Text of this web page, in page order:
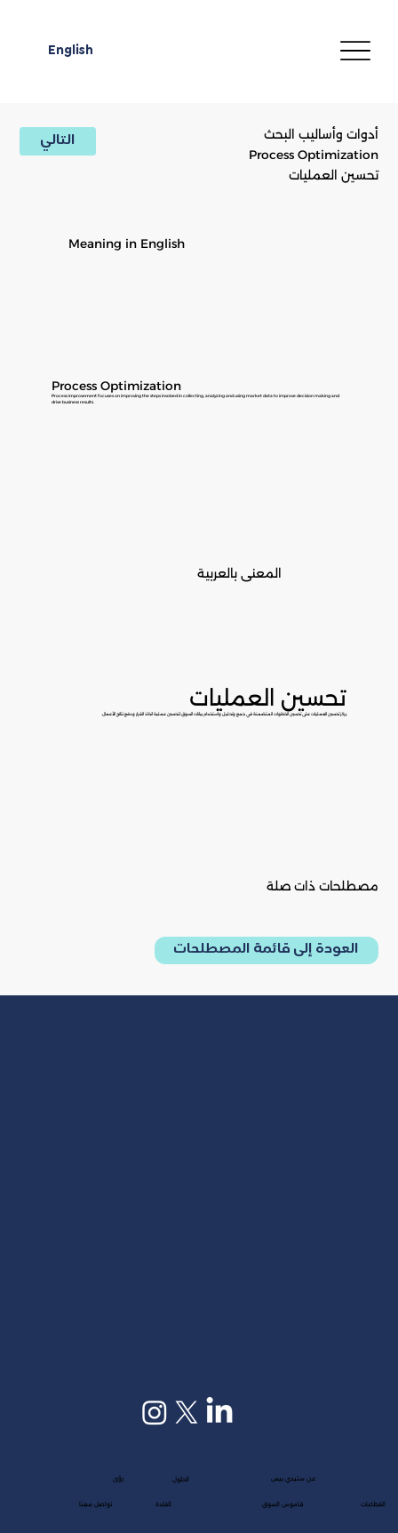
English
التالي
Process Optimization
تحسين العمليات
أدوات وأساليب البحث
Meaning in English
Process Optimization
Process improvement focuses on improving the steps involved in collecting, analyzing and using market data to improve decision making and
drive business results.
المعنى بالعربية
تحسين العمليات
يركز تحسين العمليات على تحسين الخطوات المتضمنة في جمع وتحليل واستخدام بيانات السوق لتحسين عملية اتخاذ القرار ودفع نتائج الأعمال.
مصطلحات ذات صلة
العودة إلى قائمة المصطلحات
رؤى الحلول عن ستيدي بيس
تواصل معنا القادة قاموس السوق القطاعات